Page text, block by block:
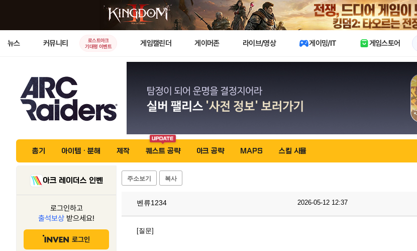
X
뉴스 커뮤니티
로스트아크
기대평 이벤트
게임캘린더 게이머존 라이브/영상 게이밍/IT 게임스토어
총기 아이템 · 분해 제작 퀘스트 공략 아크 공략 MAPS 스킬 시뮬
아크 레이더스 인벤
로그인하고
출석보상 받으세요!
로그인
주소보기 복사
벤류1234 2026-05-12 12:37
[질문]